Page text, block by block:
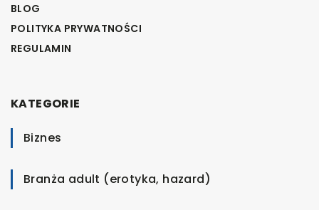
BLOG
POLITYKA PRYWATNOŚCI
REGULAMIN
KATEGORIE
Biznes
Branża adult (erotyka, hazard)